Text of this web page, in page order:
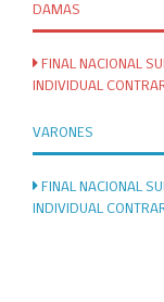
DAMAS
FINAL NACIONAL
INDIVIDUAL
VARONES
FINAL NACIONAL
INDIVIDUAL